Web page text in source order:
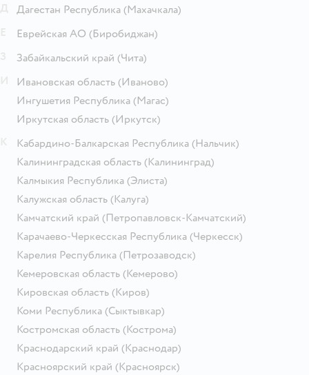
Дагестан Республика (Махачкала)
Еврейская АО (Биробиджан)
Забайкальский край (Чита)
Ивановская область (Иваново)
Ингушетия Республика (Магас)
Иркутская область (Иркутск)
Кабардино-Балкарская Республика (Нальчик)
Калининградская область (Калининград)
Калмыкия Республика (Элиста)
Калужская область (Калуга)
Камчатский край (Петропавловск-Камчатский)
Карачаево-Черкесская Республика (Черкесск)
Карелия Республика (Петрозаводск)
Кемеровская область (Кемерово)
Кировская область (Киров)
Коми Республика (Сыктывкар)
Костромская область (Кострома)
Краснодарский край (Краснодар)
Красноярский край (Красноярск)